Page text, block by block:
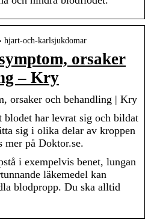
hjart-och-karlsjukdomar
orsaker
– Kry
orsaker och behandling | Kry
blodet har levrat sig och bildat
sig i olika delar av kroppen
mer på Doktor.se.
i exempelvis benet, lungan
läkemedel kan
blodpropp. Du ska alltid